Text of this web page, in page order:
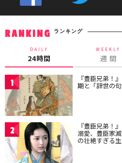
RANKING ランキング
DAILY
24時間
WEEKLY
週 間
1 『豊臣兄弟！
期と「辞世の
2 『豊臣兄弟！
溺愛、豊臣家
の壮絶すぎる